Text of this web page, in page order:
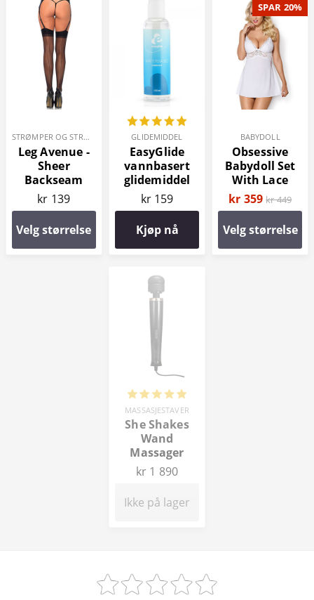
STRØMPER OG STRØMPEBUKSER
Leg Avenue -
Sheer
Backseam
Strømper
kr 139
Velg størrelse
GLIDEMIDDEL
EasyGlide
vannbasert
glidemiddel
150 ml
kr 159
Kjøp nå
SPAR 20%
BABYDOLL
Obsessive
Babydoll Set
With Lace
kr 359 kr 449
Velg størrelse
MASSASJESTAVER
She Shakes
Wand
Massager
kr 1 890
Ikke på lager